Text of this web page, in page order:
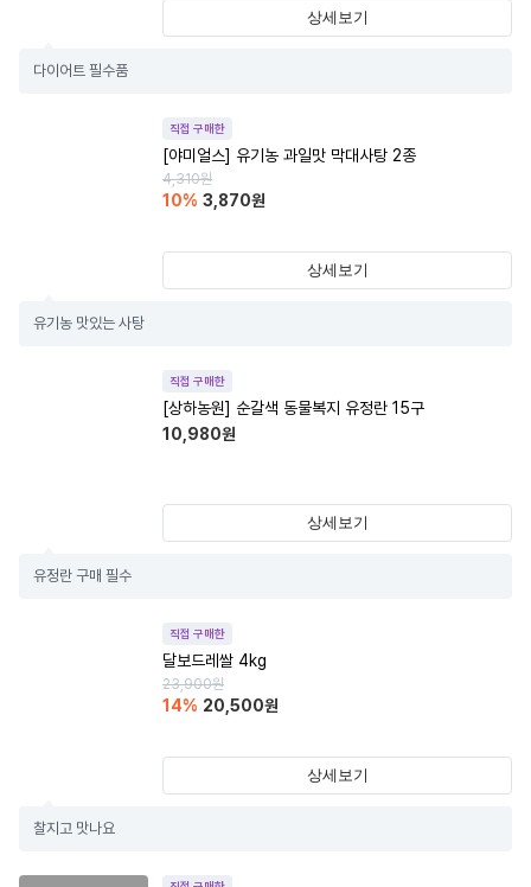
상세보기
다이어트 필수품
직접 구매한
[야미얼스] 유기농 과일맛 막대사탕 2종
4,310원
10% 3,870원
상세보기
유기농 맛있는 사탕
직접 구매한
[상하농원] 순갈색 동물복지 유정란 15구
10,980원
상세보기
유정란 구매 필수
직접 구매한
달보드레쌀 4kg
23,900원
14% 20,500원
상세보기
찰지고 맛나요